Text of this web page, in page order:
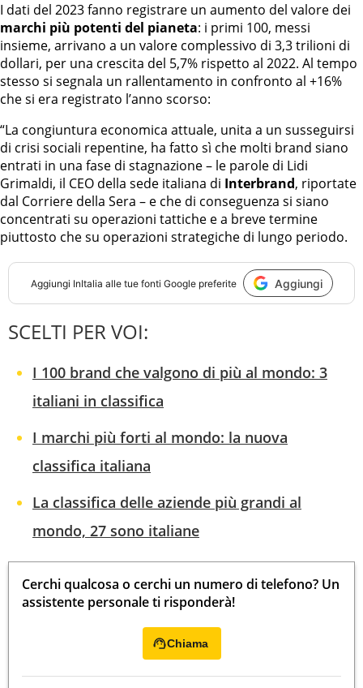
I dati del 2023 fanno registrare un aumento del valore dei
marchi più potenti del pianeta: i primi 100, messi
insieme, arrivano a un valore complessivo di 3,3 trilioni di
dollari, per una crescita del 5,7% rispetto al 2022. Al tempo
stesso si segnala un rallentamento in confronto al +16%
che si era registrato l’anno scorso:
“La congiuntura economica attuale, unita a un susseguirsi
di crisi sociali repentine, ha fatto sì che molti brand siano
entrati in una fase di stagnazione – le parole di Lidi
Grimaldi, il CEO della sede italiana di Interbrand, riportate
dal Corriere della Sera – e che di conseguenza si siano
concentrati su operazioni tattiche e a breve termine
piuttosto che su operazioni strategiche di lungo periodo.
Aggiungi InItalia alle tue fonti Google preferite Aggiungi
SCELTI PER VOI:
I 100 brand che valgono di più al mondo: 3
italiani in classifica
I marchi più forti al mondo: la nuova
classifica italiana
La classifica delle aziende più grandi al
mondo, 27 sono italiane
Cerchi qualcosa o cerchi un numero di telefono? Un
assistente personale ti risponderà!
Chiama